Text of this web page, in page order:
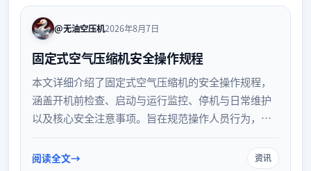
@无油空压机2026年8月7日
固定式空气压缩机安全操作规程
本文详细介绍了固定式空气压缩机的安全操作规程，
涵盖开机前检查、启动与运行监控、停机与日常维护
以及核心安全注意事项。旨在规范操作人员行为，预
效。
阅读全文 资讯